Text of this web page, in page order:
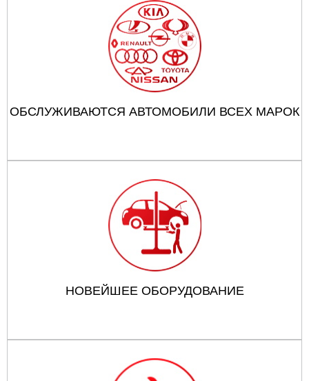
ОБСЛУЖИВАЮТСЯ АВТОМОБИЛИ ВСЕХ МАРОК
НОВЕЙШЕЕ ОБОРУДОВАНИЕ